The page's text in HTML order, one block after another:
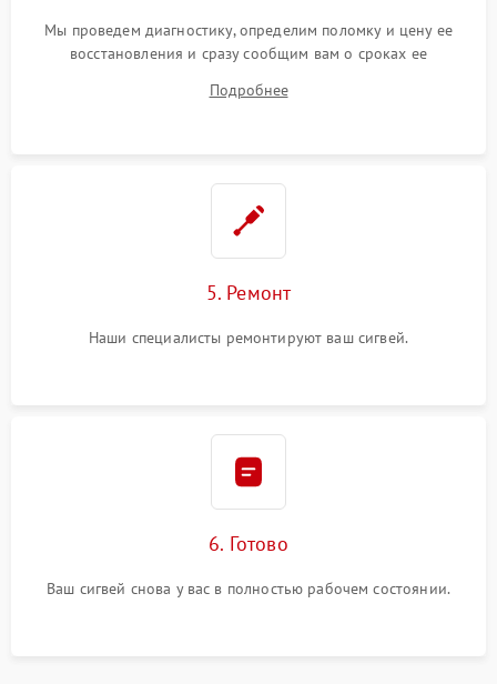
Мы проведем диагностику, определим поломку и цену ее
восстановления и сразу сообщим вам о сроках ее
Подробнее
5. Ремонт
Наши специалисты ремонтируют ваш сигвей.
6. Готово
Ваш сигвей снова у вас в полностью рабочем состоянии.